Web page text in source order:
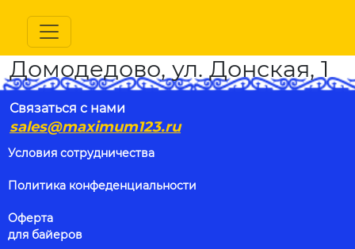
Домодедово, ул. Донская, 1
Связаться с нами
sales@maximum123.ru
Условия сотрудничества
Политика конфеденциальности
Оферта
для байеров